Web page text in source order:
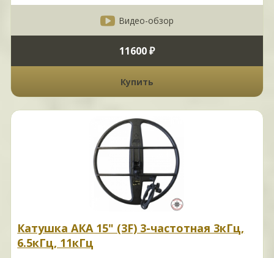
Видео-обзор
11600 ₽
Купить
Катушка АКА 15" (3F) 3-частотная 3кГц,
6.5кГц, 11кГц